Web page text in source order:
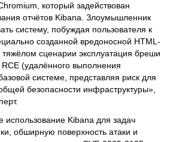
который задействован
отчётов Kibana. Злоумышленник
систему, побуждая пользователя к
созданной вредоносной HTML-
сценарии эксплуатация бреши
(удалённого выполнения
системе, представляя риск для
безопасности инфраструктуры»,
использование Kibana для задач
обширную поверхность атаки и